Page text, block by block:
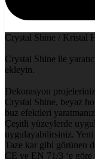
Crystal Shine / Kristal
Crystal Shine ile
ekleyin.
Dekorasyon
Crystal Shine, beyaz
buz efektleri
Çeşitli yüzeylerde
uygulayabilirsiniz. Yeni
Taze kar gibi görünen
CE ve EN 71/3 ‘e göre